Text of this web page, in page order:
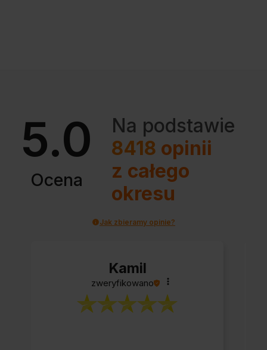
5.0
Ocena
Na podstawie
8418 opinii
z całego
okresu
Jak zbieramy opinie?
Kamil
zweryfikowano